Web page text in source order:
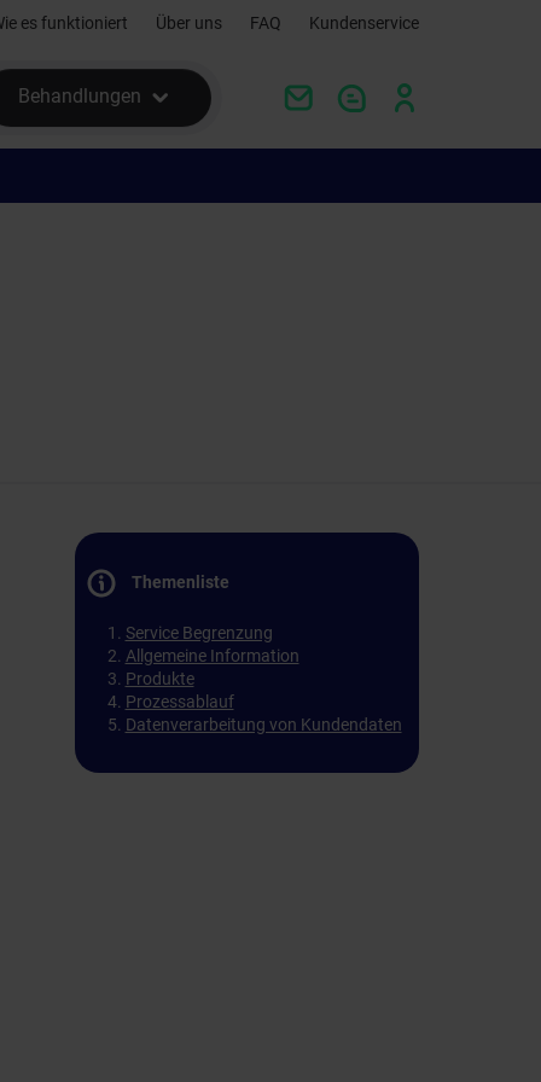
es funktioniert Über uns FAQ Kundenservice
Behandlungen
Themenliste
Service Begrenzung
Allgemeine Information
Produkte
Prozessablauf
Datenverarbeitung von Kundendaten